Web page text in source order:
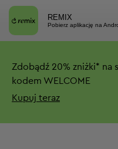
REMIX
Pobierz aplikację na
Zdobądź 20% zniżki* na
kodem WELCOME
Kupuj teraz